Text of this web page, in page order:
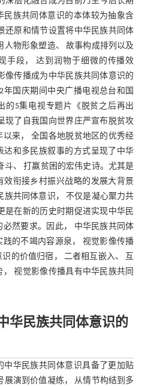
民族共同体意识的本体较为抽象含
还原和情节设置将中华民族共同体
人物形象塑造、 故事构成排列以及
手段， 达到润物于细微的传播效
像传播成为中华民族共同体意识的
年国庆期间中央广播电视总台和国
的5集电视专题片《脱贫之后再出
现了自我国向世界庄严宣布脱贫攻
以来， 全国各地脱贫地区的优秀经
达和多民族叙事的方式呈现了中华
斗、 打赢贫困的宏伟史诗。尤其是
效衔接乡村振兴战略的发展大背景
族共同体意识， 不仅是凝心聚力共
是在新的历史时期促进实现中华民
然要求。因此， 中华民族共同体
践的不竭内容源泉， 视觉影像传播
的价值归宿， 二者相互嵌入、 互
视觉影像传播具有中华民族共同
华民族共同体意识的
中华民族共同体意识具备了更加贴
展演到价值凝练， 从情节构结到多